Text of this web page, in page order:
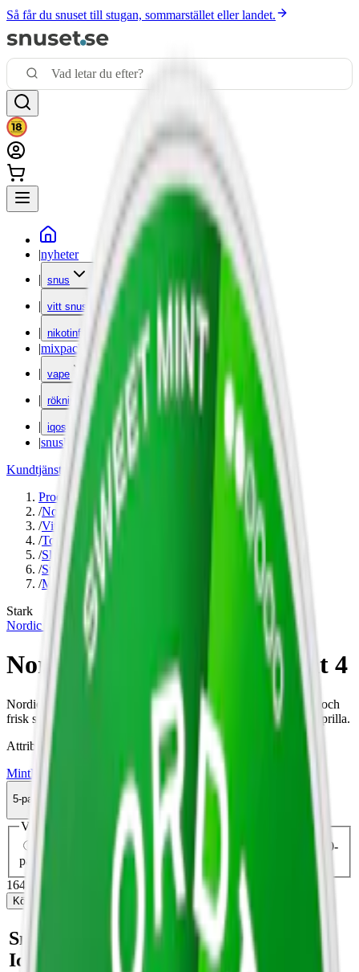
Så får du snuset till stugan, sommarstället eller landet.
|nyheter
| snus
| vitt snus
| nikotinfritt
|mixpack
| vape
| rökning
| iqos
|snuskuriren
Kundtjänst
Varumärken
Produkter
/Nordic Spirit
/Vitt snus
/Torr Portion
/Slim
/Stark
/Mint
Stark
Nordic Spirit
Nordic Spirit Icy Peppermint 4
Nordic Spirit Icy Peppermint 4 är ett vitt snus med en Intensiv och
frisk smak av mint och mentol. Innehåller 10,5 mg nikotin per prilla.
Attribut
MintNordic Spirit Stark Torr PortionVitt snus
5-pack
Köp
Välj antal dosor
1-pack
39,90 kr /st 5-pack 164 kr
10-
pack
36,79 kr/st
164 kr
Köp
Snabb fakta om Nordic Spirit
Icy Peppermint 4 Vitt Snus